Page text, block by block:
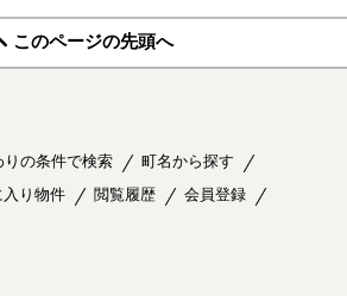
このページの先頭へ
りの条件で検索
町名から探す
入り物件 閲覧履歴
会員登録